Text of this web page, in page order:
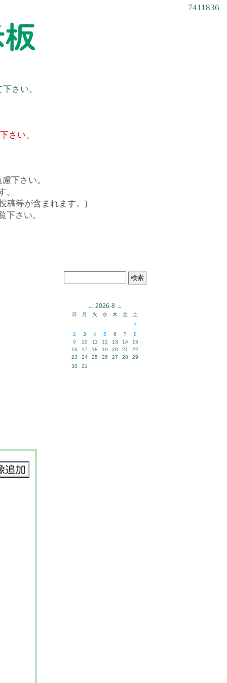
7411836
さい。
さい。
下さい。
。
稿等が含まれます。)
下さい。
← 2026-8 →
日 月 火 水 木 金
土
1
2
3 4 5 6 7
8
9
10 11 12 13 14
15
16
17 18 19 20 21
22
23
24 25 26 27 28
29
30
31